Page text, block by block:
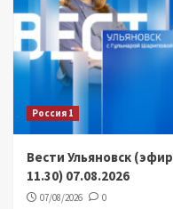
Россия 1
Вести Ульяновск (эфир
11.30) 07.08.2026
07/08/2026 0